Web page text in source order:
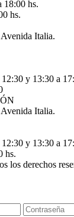
18:00 hs.
hs.
Avenida Italia.
y 13:30 a
Avenida Italia.
y 13:30 a
hs.
los derechos